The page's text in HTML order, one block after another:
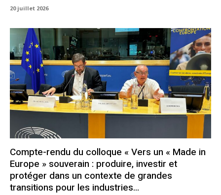
20 juillet 2026
Compte-rendu du colloque « Vers un « Made in
Europe » souverain : produire, investir et
protéger dans un contexte de grandes
transitions pour les industries...